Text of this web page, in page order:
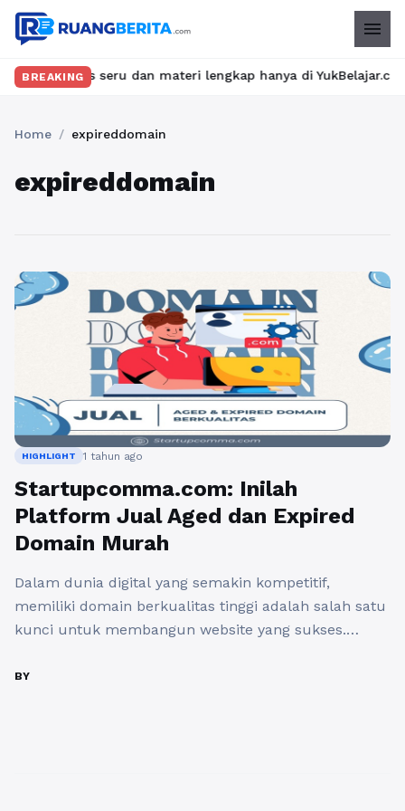
menu
BREAKING
kelas seru dan materi lengkap hanya di YukBelajar.com.
Home / expireddomain
expireddomain
HIGHLIGHT 1 tahun ago
Startupcomma.com: Inilah
Platform Jual Aged dan Expired
Domain Murah
Dalam dunia digital yang semakin kompetitif,
memiliki domain berkualitas tinggi adalah salah satu
kunci untuk membangun website yang sukses.
kini beralih ke aged domain dan expired domain
BY